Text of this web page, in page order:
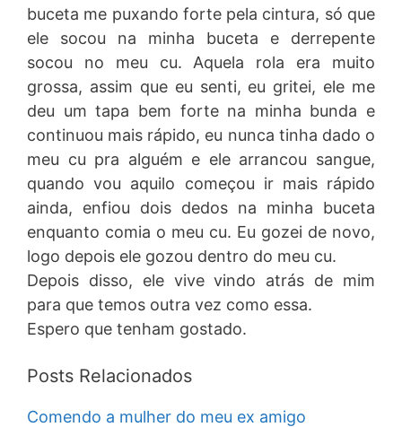
buceta me puxando forte pela cintura, só que
ele socou na minha buceta e derrepente
socou no meu cu. Aquela rola era muito
grossa, assim que eu senti, eu gritei, ele me
deu um tapa bem forte na minha bunda e
continuou mais rápido, eu nunca tinha dado o
meu cu pra alguém e ele arrancou sangue,
quando vou aquilo começou ir mais rápido
ainda, enfiou dois dedos na minha buceta
enquanto comia o meu cu. Eu gozei de novo,
logo depois ele gozou dentro do meu cu.
Depois disso, ele vive vindo atrás de mim
para que temos outra vez como essa.
Espero que tenham gostado.
Posts Relacionados
Comendo a mulher do meu ex amigo